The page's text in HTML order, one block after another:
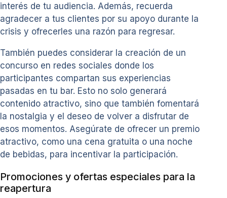
interés de tu audiencia. Además, recuerda
agradecer a tus clientes por su apoyo durante la
crisis y ofrecerles una razón para regresar.
También puedes considerar la creación de un
concurso en redes sociales donde los
participantes compartan sus experiencias
pasadas en tu bar. Esto no solo generará
contenido atractivo, sino que también fomentará
la nostalgia y el deseo de volver a disfrutar de
esos momentos. Asegúrate de ofrecer un premio
atractivo, como una cena gratuita o una noche
de bebidas, para incentivar la participación.
Promociones y ofertas especiales para la
reapertura